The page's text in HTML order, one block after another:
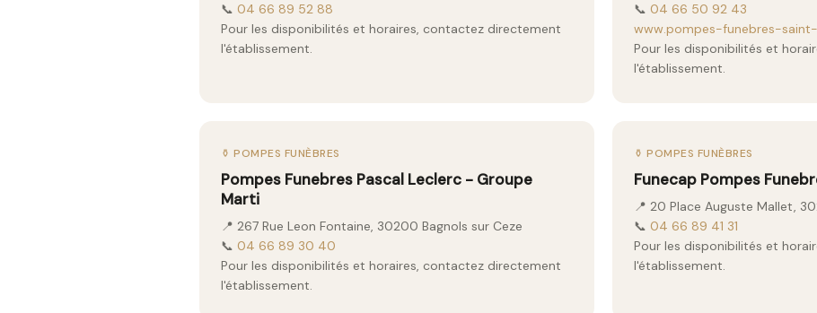
📞 04 66 89 52 88
Pour les disponibilités et horaires, contactez directement
l'établissement.
📞 04 66 50 92 43
www.pompes-funebres-
Pour les disponibilités et
l'établissement.
⚱️ POMPES FUNÈBRES
Pompes Funebres Pascal Leclerc - Groupe
Marti
📍 267 Rue Leon Fontaine, 30200 Bagnols sur Ceze
📞 04 66 89 30 40
Pour les disponibilités et horaires, contactez directement
l'établissement.
⚱️ POMPES FUNÈBRES
Funecap Pompes
📍 20 Place Auguste Mallet,
📞 04 66 89 41 31
Pour les disponibilités et
l'établissement.